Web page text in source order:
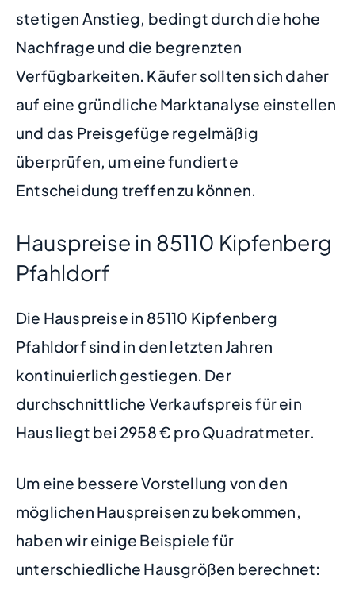
stetigen Anstieg, bedingt durch die hohe
Nachfrage und die begrenzten
Verfügbarkeiten. Käufer sollten sich daher
auf eine gründliche Marktanalyse einstellen
und das Preisgefüge regelmäßig
überprüfen, um eine fundierte
Entscheidung treffen zu können.
Hauspreise in 85110 Kipfenberg
Pfahldorf
Die Hauspreise in 85110 Kipfenberg
Pfahldorf sind in den letzten Jahren
kontinuierlich gestiegen. Der
durchschnittliche Verkaufspreis für ein
Haus liegt bei 2958 € pro Quadratmeter.
Um eine bessere Vorstellung von den
möglichen Hauspreisen zu bekommen,
haben wir einige Beispiele für
unterschiedliche Hausgrößen berechnet: